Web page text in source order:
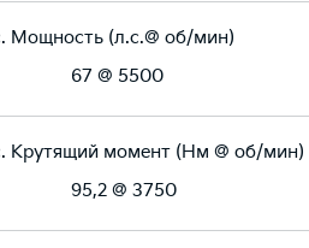
Мощность (л.с.@ об/мин)
67 @ 5500
Крутящий момент (Нм @ об/мин)
95,2 @ 3750